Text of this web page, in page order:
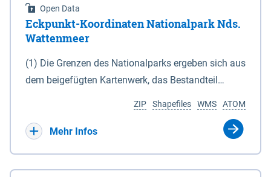
Open Data
Eckpunkt-Koordinaten Nationalpark Nds.
Wattenmeer
(1) Die Grenzen des Nationalparks ergeben sich aus
dem beigefügten Kartenwerk, das Bestandteil
(DTK) im Maßstab 1 : 100 000 (Anlage 2), 2.
verkleinerte Amtliche Karte 1 : 5 000 (AK5) im
ATOM
WMS
Shapefiles
ZIP
Mehr Infos